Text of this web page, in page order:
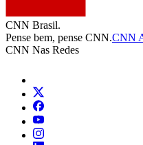
CNN Brasil.
Pense bem, pense CNN.CNN
CNN Nas Redes